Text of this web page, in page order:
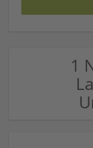
1